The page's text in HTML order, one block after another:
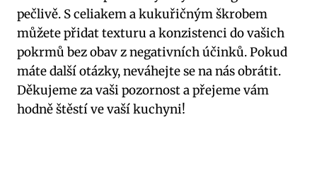
pečlivě. S celiakem a kukuřičným škrobem
můžete přidat texturu a konzistenci do vašich
pokrmů bez obav z negativních účinků. Pokud
máte další otázky, neváhejte se na nás obrátit.
Děkujeme za vaši pozornost a přejeme vám
hodně štěstí ve vaší kuchyni!